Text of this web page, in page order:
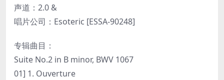
声道：2.0 &
唱片公司：Esoteric [ESSA-90248]
专辑曲目：
Suite No.2 in B minor, BWV 1067
01] 1. Ouverture